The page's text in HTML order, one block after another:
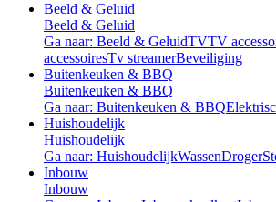
Beeld & Geluid
Beeld & Geluid
Ga naar: Beeld & GeluidTVTV
accessoiresTv streamerBeveiliging
Buitenkeuken & BBQ
Buitenkeuken & BBQ
Ga naar: Buitenkeuken & BBQ
Huishoudelijk
Huishoudelijk
Ga naar: HuishoudelijkWassenDroger
Inbouw
Inbouw